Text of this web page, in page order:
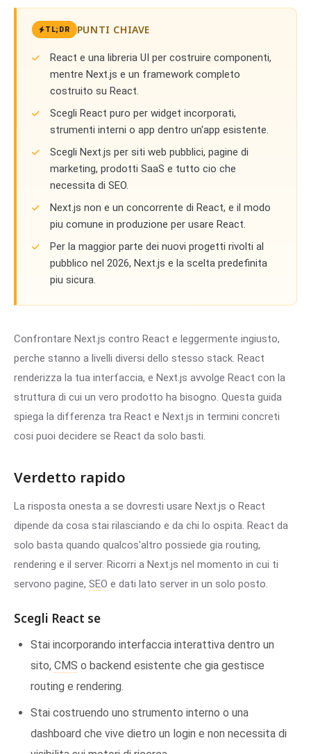
TL;DR PUNTI CHIAVE
React e una libreria UI per costruire componenti,
mentre Next.js e un framework completo
costruito su React.
Scegli React puro per widget incorporati,
strumenti interni o app dentro un'app esistente.
Scegli Next.js per siti web pubblici, pagine di
marketing, prodotti SaaS e tutto cio che
necessita di SEO.
Next.js non e un concorrente di React, e il modo
piu comune in produzione per usare React.
Per la maggior parte dei nuovi progetti rivolti al
pubblico nel 2026, Next.js e la scelta predefinita
piu sicura.
Confrontare Next.js contro React e leggermente ingiusto,
perche stanno a livelli diversi dello stesso stack. React
renderizza la tua interfaccia, e Next.js avvolge React con la
struttura di cui un vero prodotto ha bisogno. Questa guida
spiega la differenza tra React e Next.js in termini concreti
cosi puoi decidere se React da solo basti.
Verdetto rapido
La risposta onesta a se dovresti usare Next.js o React
dipende da cosa stai rilasciando e da chi lo ospita. React da
solo basta quando qualcos'altro possiede gia routing,
rendering e il server. Ricorri a Next.js nel momento in cui ti
servono pagine, SEO e dati lato server in un solo posto.
Scegli React se
Stai incorporando interfaccia interattiva dentro un
sito, CMS o backend esistente che gia gestisce
routing e rendering.
Stai costruendo uno strumento interno o una
dashboard che vive dietro un login e non necessita di